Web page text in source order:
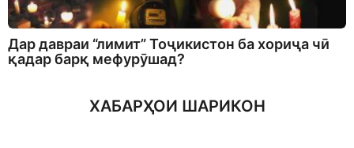
Дар давраи “лимит” Тоҷикистон ба хориҷа чӣ
қадар барқ мефурӯшад?
ХАБАРҲОИ ШАРИКОН